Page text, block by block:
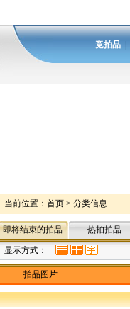
竞拍品
当前位置： 首页> 分类信息
即将结束的拍品 热拍拍品
显示方式：
拍品图片